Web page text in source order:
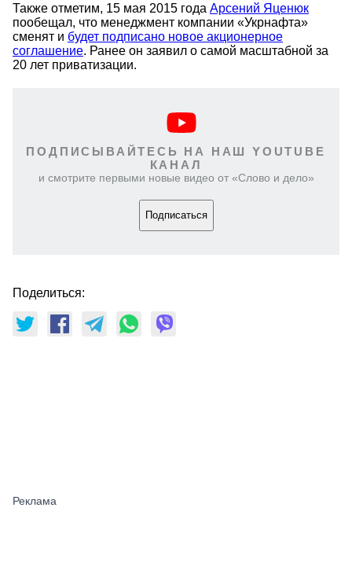
Также отметим, 15 мая 2015 года Арсений Яценюк
пообещал, что менеджмент компании «Укрнафта»
сменят и будет подписано новое акционерное
соглашение. Ранее он заявил о самой масштабной за
20 лет приватизации.
ПОДПИСЫВАЙТЕСЬ НА НАШ YOUTUBE
КАНАЛ
и смотрите первыми новые видео от «Слово и дело»
Подписаться
Поделиться: